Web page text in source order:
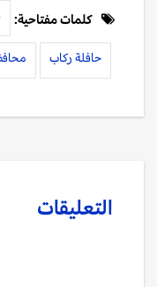
كلمات مفتاحية:
حافلة ركاب
التعليقات